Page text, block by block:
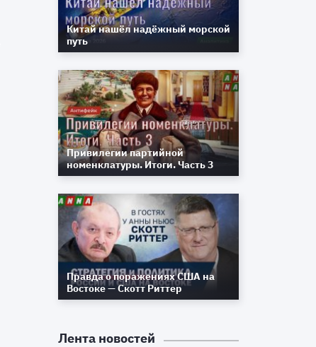
Китай нашёл надёжный морской
путь
Привилегии партийной
номенклатуры. Итоги. Часть 3
Правда о поражениях США на
Востоке — Скотт Риттер
Лента новостей